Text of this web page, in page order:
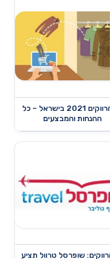
יום הרווקים 2021 בישראל – כל
ההנחות והמבצעים
שופרסל טרוול תציע